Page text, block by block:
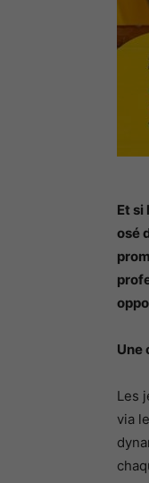
Et si
osé
Une
Les
via